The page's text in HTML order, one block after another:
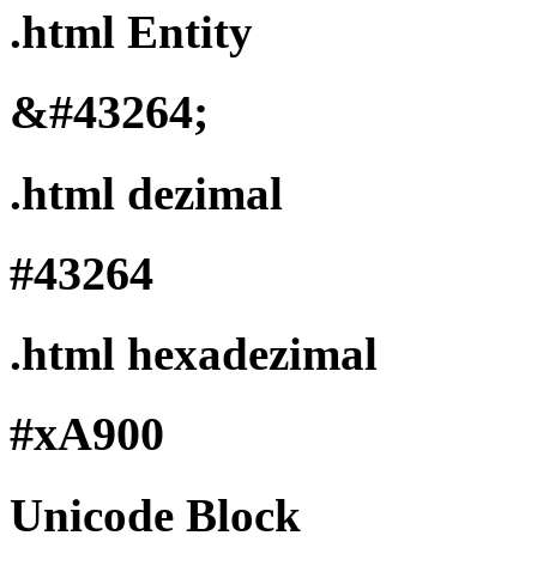
.html Entity
&#43264;
.html dezimal
#43264
.html hexadezimal
#xA900
Unicode Block